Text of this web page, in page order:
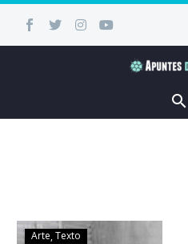
Arte Texto